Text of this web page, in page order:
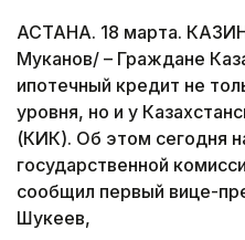
АСТАНА. 18 марта.
Муканов/ – Граждане
ипотечный кредит не
уровня, но и у
(КИК). Об этом сегодня
государственной
сообщил первый вице-
Шукеев,